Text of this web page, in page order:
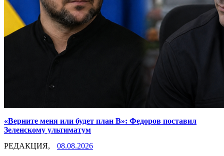
«Верните меня или будет план B»: Федоров поставил
Зеленскому ультиматум
РЕДАКЦИЯ,
08.08.2026